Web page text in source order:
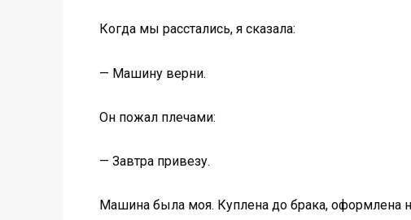
Когда мы расстались, я сказала:
— Машину верни.
Он пожал плечами:
— Завтра привезу.
Машина была моя. Куплена до брака, оформлена